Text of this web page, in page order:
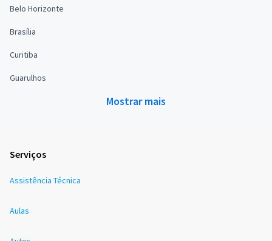
Belo Horizonte
Brasília
Curitiba
Guarulhos
Mostrar mais
Serviços
Assistência Técnica
Aulas